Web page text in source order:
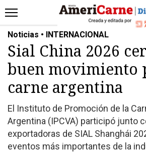
INICIO
NOTICIAS RECIENTES
NOTICIAS
ARTICULOS
PRODUCCIÓN
PROCESO
PRODUCTO
NUEVOS PRODUCTOS
Noticias • INTERNACIONAL
Sial China 2026
buen movimiento
carne argentina
El Instituto de Promoción de la
Argentina (IPCVA) participó junto
exportadoras de SIAL Shanghái
eventos más importantes de la